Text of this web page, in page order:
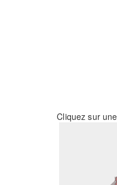
Cliquez sur